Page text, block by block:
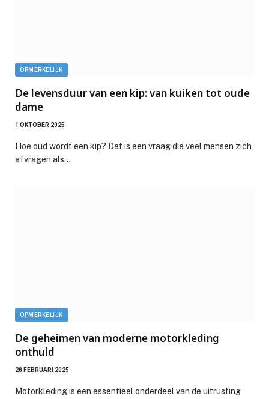
OPMERKELIJK
De levensduur van een kip: van kuiken tot oude
dame
1 OKTOBER 2025
Hoe oud wordt een kip? Dat is een vraag die veel mensen zich
afvragen als…
OPMERKELIJK
De geheimen van moderne motorkleding
onthuld
28 FEBRUARI 2025
Motorkleding is een essentieel onderdeel van de uitrusting